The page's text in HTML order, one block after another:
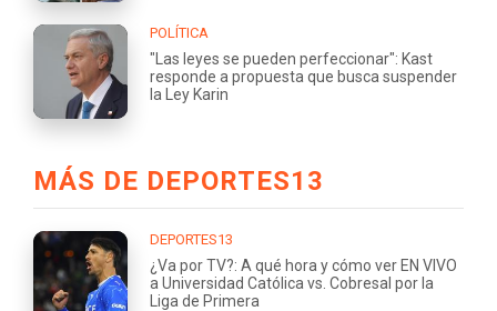
POLÍTICA
"Las leyes se pueden perfeccionar": Kast
responde a propuesta que busca suspender
la Ley Karin
MÁS DE DEPORTES13
DEPORTES13
¿Va por TV?: A qué hora y cómo ver EN VIVO
a Universidad Católica vs. Cobresal por la
Liga de Primera